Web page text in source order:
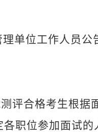
单位工作人员公
评合格考生根据
职位参加面试的